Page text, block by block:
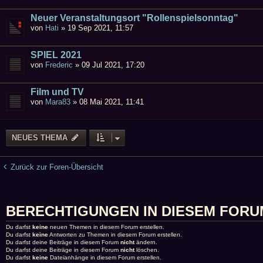
Neuer Veranstaltungsort "Rollenspielsonntag"
von Hati » 19 Sep 2021, 11:57
SPIEL 2021
von Frederic » 09 Jul 2021, 17:20
Film und TV
von Mara83 » 08 Mai 2021, 11:41
NEUES THEMA
Zurück zur Foren-Übersicht
BERECHTIGUNGEN IN DIESEM
Du darfst keine neuen Themen in diesem Forum erstellen.
Du darfst keineAntworten zu Themen in diesem Forum erstellen.
Du darfst deine Beiträge in diesem Forum nichtändern.
Du darfst deine Beiträge in diesem Forum nichtlöschen.
Du darfst keine Dateianhänge in diesem Forum erstellen.